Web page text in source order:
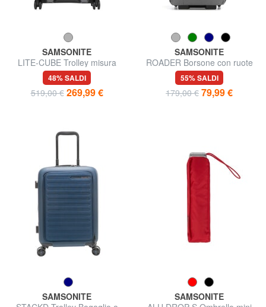
SAMSONITE
LITE-CUBE Trolley misura
media, ultraleggero
48% SALDI
519,00 € 269,99 €
SAMSONITE
ROADER Borsone con ruote
piccolo
55% SALDI
179,00 € 79,99 €
SAMSONITE
SAMSONITE